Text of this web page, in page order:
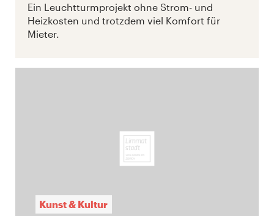
Ein Leuchtturmprojekt ohne Strom- und
Heizkosten und trotzdem viel Komfort für
Mieter.
Kunst & Kultur